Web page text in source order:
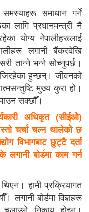
समाधान गर्ने
लागि प्रधानमन्त्री नै
योग्य नेपालीहरूलाई
लगानी बैंकरदेखि
तान्ने भन्ने सोच्नुपर्छ।
हुन्छन्। जीवनको
मुख्य कुरा हो।
सक्छौँ।
अधिकृत (सीईओ)
चर्चा चल्न थालेको छ
विभागबाट छुट्टै दर्ता
बोर्डमा काम गर्न
हामी प्रक्रियागत
लगानी बोर्डमा विज्ञहरू
चलाउने निकाय होइन।